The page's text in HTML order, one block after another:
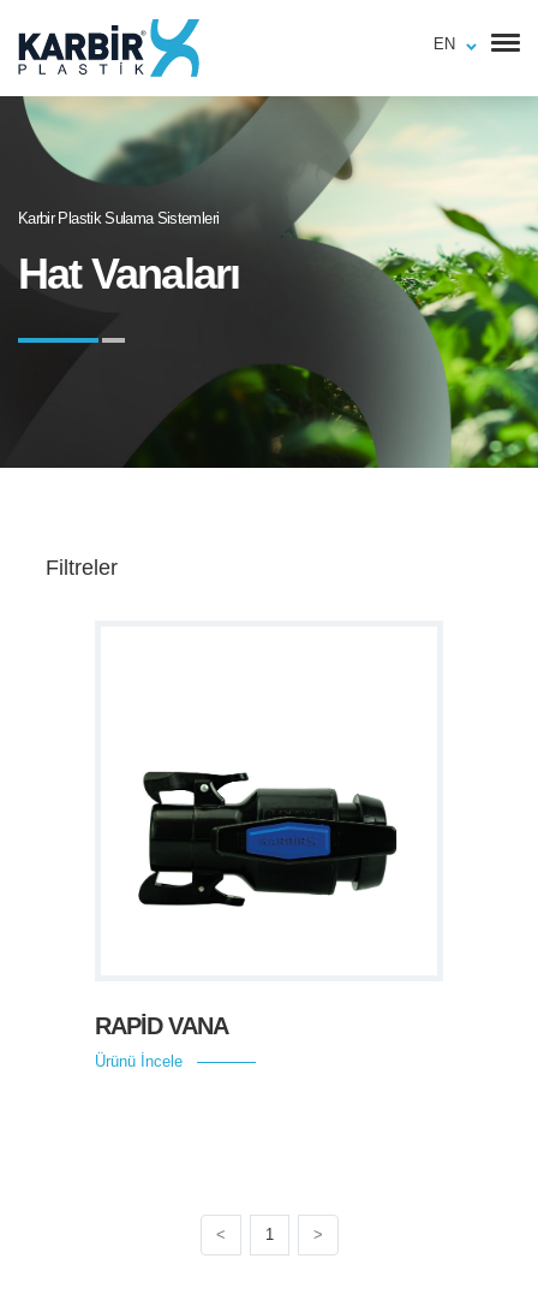
EN
Karbir Plastik Sulama Sistemleri
Hat Vanaları
Filtreler
RAPİD VANA
Ürünü İncele
< 1 >